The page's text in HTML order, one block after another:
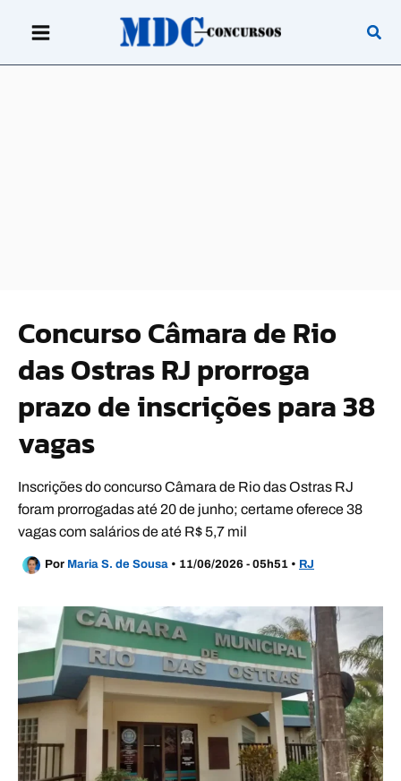
Concurso Câmara de Rio
das Ostras RJ prorroga
prazo de inscrições para 38
vagas
Inscrições do concurso Câmara de Rio das Ostras RJ
foram prorrogadas até 20 de junho; certame oferece 38
vagas com salários de até R$ 5,7 mil
Por Maria S. de Sousa • 11/06/2026 - 05h51 • RJ